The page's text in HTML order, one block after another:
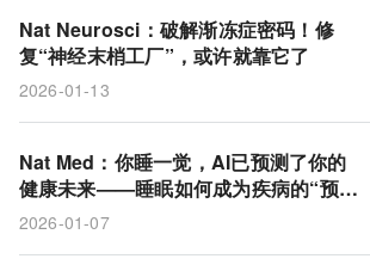
睡眠
FUS基因突变 神经损伤
尘螨
免疫系统 聚柠檬酸 CGRP
Nat Neurosci：破解渐冻症密码！修
复“神经末梢工厂”，或许就靠它了
2026-01-13
Nat Med：你睡一觉，AI已预测了你的
健康未来——睡眠如何成为疾病的“预告
信”？
2026-01-07